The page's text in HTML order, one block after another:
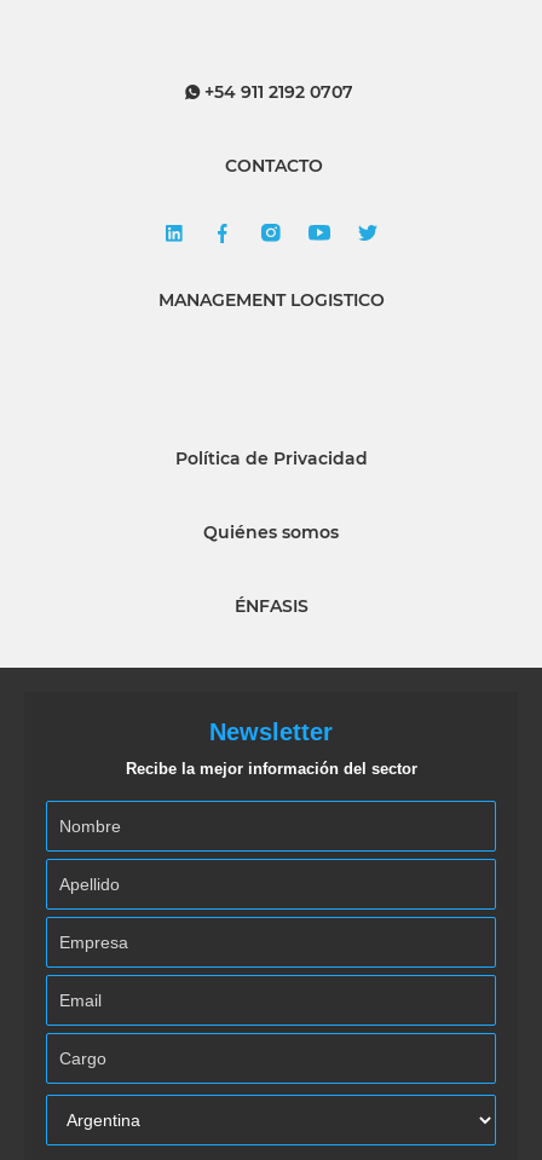
+54 911 2192 0707
CONTACTO
MANAGEMENT LOGISTICO
Política de Privacidad
Quiénes somos
ÉNFASIS
Newsletter
Recibe la mejor información del sector